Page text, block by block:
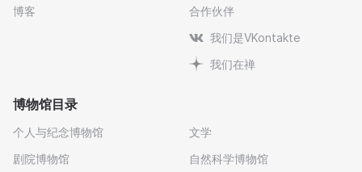
博客
合作伙伴
我们是VKontakte
我们在禅
博物馆目录
个人与纪念博物馆
剧院博物馆
文学
自然科学博物馆